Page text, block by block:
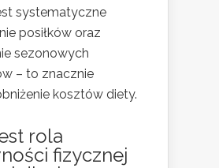
systematyczne
posiłków oraz
sezonowych
– to znacznie
kosztów diety.
rola
fizycznej